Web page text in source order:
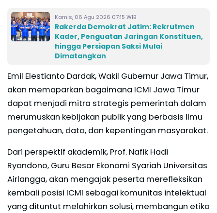
Kamis, 06 Agu 2026 07:15 WIB
Rakerda Demokrat Jatim: Rekrutmen
Kader, Penguatan Jaringan Konstituen,
hingga Persiapan Saksi Mulai
Dimatangkan
Emil Elestianto Dardak, Wakil Gubernur Jawa Timur,
akan memaparkan bagaimana ICMI Jawa Timur
dapat menjadi mitra strategis pemerintah dalam
merumuskan kebijakan publik yang berbasis ilmu
pengetahuan, data, dan kepentingan masyarakat.
Dari perspektif akademik, Prof. Nafik Hadi
Ryandono, Guru Besar Ekonomi Syariah Universitas
Airlangga, akan mengajak peserta merefleksikan
kembali posisi ICMI sebagai komunitas intelektual
yang dituntut melahirkan solusi, membangun etika